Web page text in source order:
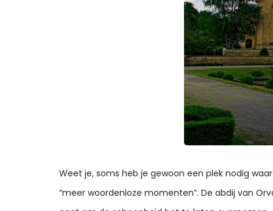
Weet je, soms heb je gewoon een plek nodig
“meer woordenloze momenten”. De abdij van